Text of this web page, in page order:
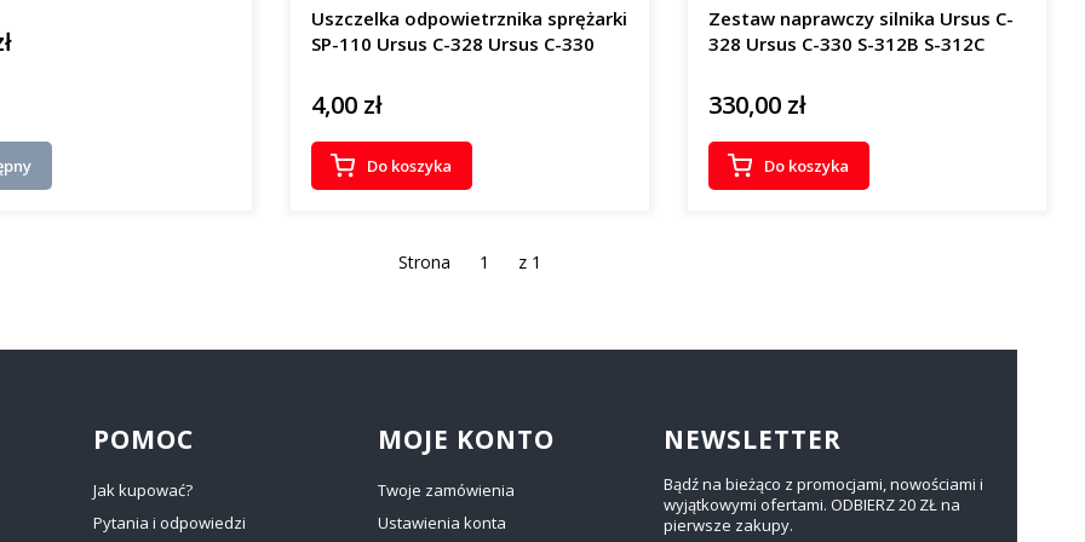
Uszczelka odpowietrznika sprężarki
SP-110 Ursus C-328 Ursus C-330
Cena
4,00 zł
Do koszyka
Zestaw naprawczy silnika Ursus C-
328 Ursus C-330 S-312B S-312C
Cena
330,00 zł
Do koszyka
Strona z 1
POMOC
Jak kupować?
Pytania i odpowiedzi
MOJE KONTO
Twoje zamówienia
Ustawienia konta
NEWSLETTER
Bądź na bieżąco z promocjami, nowościami i
wyjątkowymi ofertami. ODBIERZ 20 ZŁ na
pierwsze zakupy.